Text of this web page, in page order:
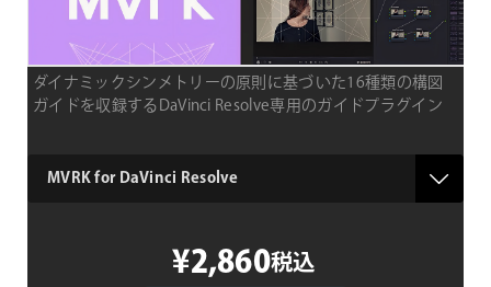
ダイナミックシンメトリーの原則に基づいた16種類の構図
ガイドを収録するDaVinci Resolve専用のガイドプラグイン
type
¥2,860税込